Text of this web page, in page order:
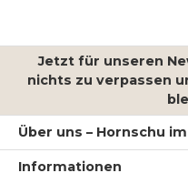
Jetzt für unseren
nichts zu verpassen
Über uns – Hornschu
Informationen